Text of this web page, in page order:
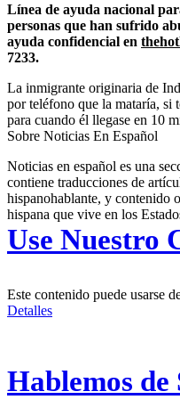
Línea de ayuda nacional
personas que han sufrido
ayuda confidencial en
7233.
La inmigrante originaria de
por teléfono que la mataría, si
para cuando él llegase en 10
Sobre Noticias En Español
Noticias en español es una
contiene traducciones de
hispanohablante, y contenido
hispana que vive en los
Use Nuestro
Este contenido puede usarse
Detalles
Hablemos de